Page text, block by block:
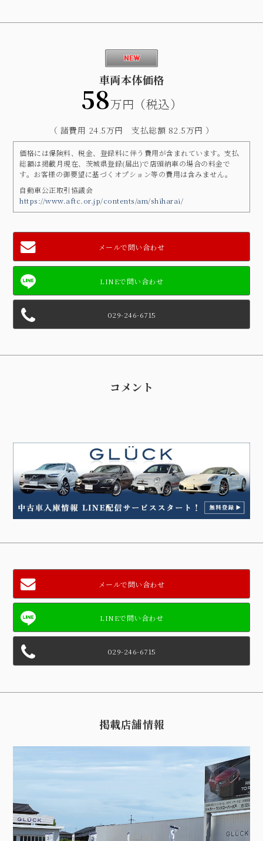
車両本体価格
58万円（税込）
（ 諸費用 24.5万円 支払総額 82.5万円 ）
価格には保険料、税金、登録料に伴う費用が含まれています。支払
総額は掲載月現在、茨城県登録(届出)で店頭納車の場合の料金で
す。お客様の御要望に基づくオプション等の費用は含みません。
自動車公正取引協議会
https://www.aftc.or.jp/contents/am/shiharai/
メールで問い合わせ
029-246-6715
コメント
メールで問い合わせ
029-246-6715
掲載店舗情報